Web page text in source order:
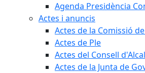
Agenda Presidència
Actes i anuncis
Actes de la Comissió
Actes de Ple
Actes del Consell
Actes de la Junta de